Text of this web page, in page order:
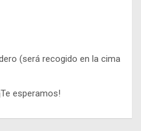
(será recogido en la cima
esperamos!